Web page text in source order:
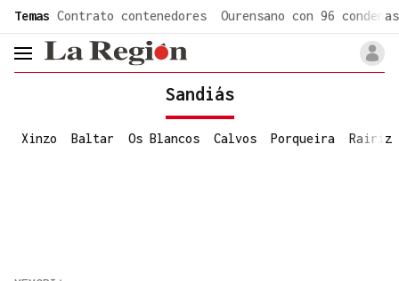
Temas Contrato contenedores Ourensano con 96 condenas
header.menu.open
Sandiás
Xinzo Baltar Os Blancos Calvos Porqueira Rairiz